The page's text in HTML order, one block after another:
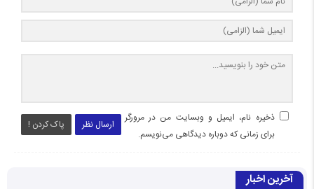
ارسال نظر پاک کردن !
ذخیره نام، ایمیل و وبسایت من در مرورگر
برای زمانی که دوباره دیدگاهی می‌نویسم.
آخرین اخبار